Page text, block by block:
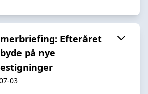
Efteråret
på nye
03